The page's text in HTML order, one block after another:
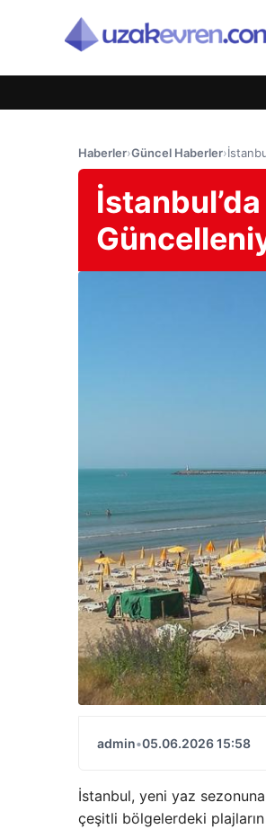
Haberler›Güncel Haberler›
admin•05.06.2026 15:58
İstanbul, yeni yaz
çeşitli bölgelerdeki